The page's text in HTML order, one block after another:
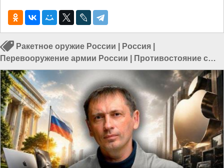
Ракетное оружие России Россия
Перевооружение армии России
Противостояние с
Западом